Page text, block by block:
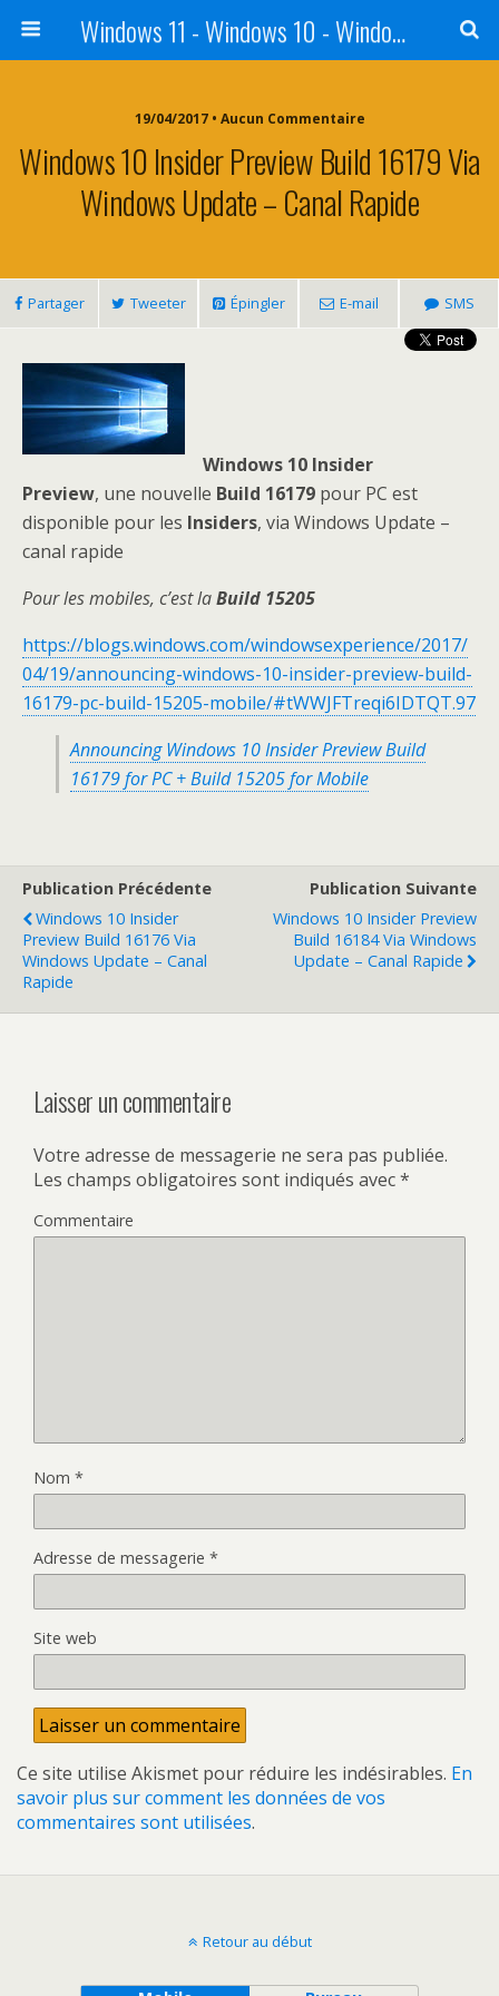
Windows 11 - Windows 10 - Windows 8 - Windows 7 - VISTA
19/04/2017 • Aucun Commentaire
Windows 10 Insider Preview Build 16179 Via
Windows Update – Canal Rapide
Partager Tweeter Épingler E-mail SMS
Windows 10 Insider
Preview, une nouvelle Build 16179 pour PC est
disponible pour les Insiders, via Windows Update –
canal rapide
Pour les mobiles, c’est laBuild 15205
https://blogs.windows.com/windowsexperience/2017/
04/19/announcing-windows-10-insider-preview-build-
16179-pc-build-15205-mobile/#tWWJFTreqi6IDTQT.97
Announcing Windows 10 Insider Preview Build
16179 for PC + Build 15205 for Mobile
Publication Précédente
Windows 10 Insider
Preview Build 16176 Via
Windows Update – Canal
Rapide
Publication Suivante
Windows 10 Insider Preview
Build 16184 Via Windows
Update – Canal Rapide
Laisser un commentaire
Votre adresse de messagerie ne sera pas publiée.
Les champs obligatoires sont indiqués avec*
Commentaire
Nom *
Adresse de messagerie *
Site web
Ce site utilise Akismet pour réduire les indésirables. En
savoir plus sur comment les données de vos
commentaires sont utilisées.
Retour au début